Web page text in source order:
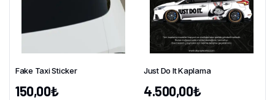
Fake Taxi Sticker
150,00₺
Just Do It Kaplama
4.500,00₺